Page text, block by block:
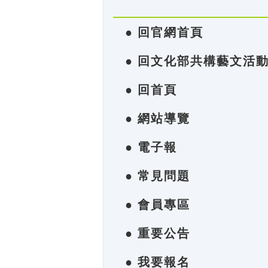
● 回官網首頁
● 回文化部共構藝文活
● 回首頁
● 網站導覽
● 電子報
● 常見問題
● 會員專區
● 重要公告
● 我要報名